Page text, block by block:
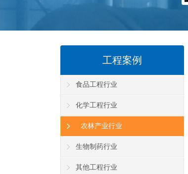
工程案例
食品工程行业
化学工程行业
农林产业行业
生物制药行业
其他工程行业